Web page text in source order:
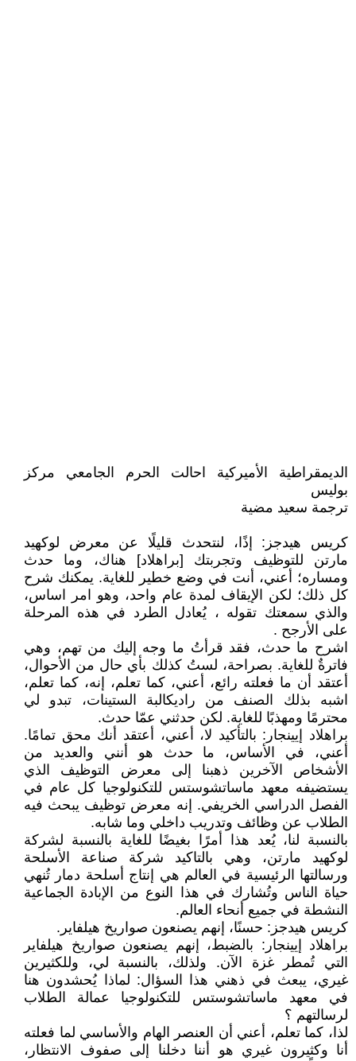
الديمقراطية الأميركية احالت الحرم الجامعي مركز
بوليس
ترجمة سعيد مضية
كريس هيدجز: إذًا، لنتحدث قليلًا عن معرض لوكهيد
مارتن للتوظيف وتجربتك [براهلاد] هناك، وما حدث
ومساره؛ أعني، أنت في وضع خطير للغاية. يمكنك شرح
كل ذلك؛ لكن الإيقاف لمدة عام واحد، وهو امر اساس،
والذي سمعتك تقوله ، يُعادل الطرد في هذه المرحلة
على الأرجح .
اشرح ما حدث، فقد قرأتُ ما وجه إليك من تهم، وهي
فاترةٌ للغاية. بصراحة، لستُ كذلك بأي حال من الأحوال،
أعتقد أن ما فعلته رائع، أعني، كما تعلم، إنه، كما تعلم،
اشبه بذلك الصنف من راديكالبة الستينات، تبدو لي
محترمًا ومهذبًا للغاية. لكن حدثني عمّا حدث.
براهلاد إيينجار: بالتأكيد لا، أعني، أعتقد أنك محق تمامًا.
أعني، في الأساس، ما حدث هو أنني والعديد من
الأشخاص الآخرين ذهبنا إلى معرض التوظيف الذي
يستضيفه معهد ماساتشوستس للتكنولوجيا كل عام في
الفصل الدراسي الخريفي. إنه معرض توظيف يبحث فيه
الطلاب عن وظائف وتدريب داخلي وما شابه.
بالنسبة لنا، يُعد هذا أمرًا بغيضًا للغاية بالنسبة لشركة
لوكهيد مارتن، وهي بالتاكيد شركة صناعة الأسلحة
ورسالتها الرئيسية في العالم هي إنتاج أسلحة دمار تُنهي
حياة الناس وتُشارك في هذا النوع من الإبادة الجماعية
النشطة في جميع أنحاء العالم.
كريس هيدجز: حسنًا، إنهم يصنعون صواريخ هيلفاير.
براهلاد إيينجار: بالضبط، إنهم يصنعون صواريخ هيلفاير
التي تُمطر غزة الآن. ولذلك، بالنسبة لي، وللكثيرين
غيري، يبعث في ذهني هذا السؤال: لماذا يُحشدون هنا
في معهد ماساتشوستس للتكنولوجيا عمالة الطلاب
لرسالتهم ؟
لذا، كما تعلم، أعني أن العنصر الهام والأساسي لما فعلته
أنا وكثيرون غيري هو أننا دخلنا إلى صفوف الانتظار،